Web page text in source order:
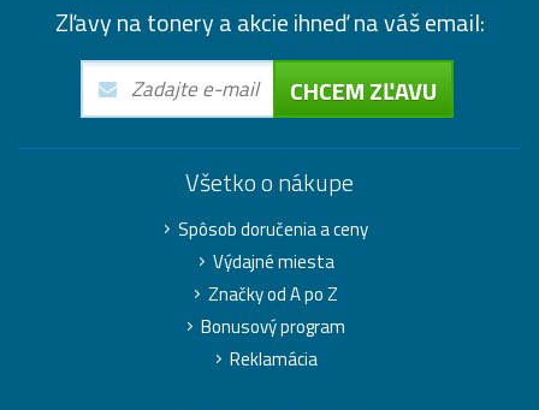
Zľavy na tonery a akcie ihneď na váš email:
CHCEM ZĽAVU
Všetko o nákupe
Spôsob doručenia a ceny
Výdajné miesta
Značky od A po Z
Bonusový program
Reklamácia